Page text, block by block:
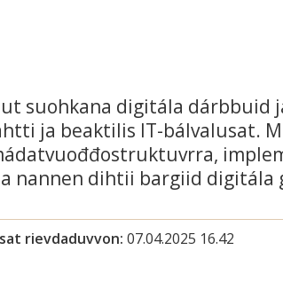
suohkana digitála dárbbuid
ja beaktilis IT-bálvalusat.
nannen dihtii bargiid digitála
rievdaduvvon 07.04.2025 16.42